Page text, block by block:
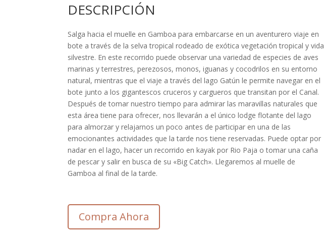
DESCRIPCIÓN
Salga hacia el muelle en Gamboa para embarcarse en un aventurero viaje en
bote a través de la selva tropical rodeado de exótica vegetación tropical y vida
silvestre. En este recorrido puede observar una variedad de especies de aves
marinas y terrestres, perezosos, monos, iguanas y cocodrilos en su entorno
natural, mientras que el viaje a través del lago Gatún le permite navegar en el
bote junto a los gigantescos cruceros y cargueros que transitan por el Canal.
Después de tomar nuestro tiempo para admirar las maravillas naturales que
esta área tiene para ofrecer, nos llevarán a el único lodge flotante del lago
para almorzar y relajarnos un poco antes de participar en una de las
emocionantes actividades que la tarde nos tiene reservadas. Puede optar por
nadar en el lago, hacer un recorrido en kayak por Rio Paja o tomar una caña
de pescar y salir en busca de su «Big Catch». Llegaremos al muelle de
Gamboa al final de la tarde.
Compra Ahora